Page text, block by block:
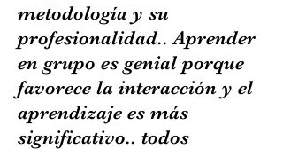
metodología y su
profesionalidad.. Aprender
en grupo es genial porque
favorece la interacción y el
aprendizaje es más
significativo.. todos